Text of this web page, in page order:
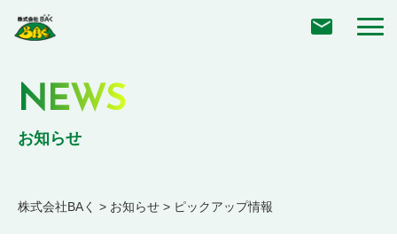
NEWS
お知らせ
株式会社BAく > お知らせ > ピックアップ情報